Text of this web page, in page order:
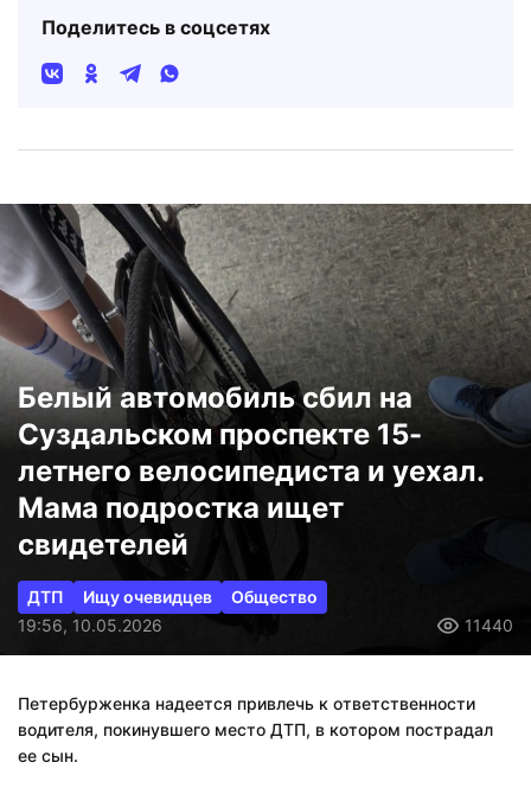
Поделитесь в соцсетях
Белый автомобиль сбил на
Суздальском проспекте 15-
летнего велосипедиста и уехал.
Мама подростка ищет
свидетелей
ДТП Ищу очевидцев
Общество
19:56, 10.05.2026
11440
Петербурженка надеется привлечь к ответственности
водителя, покинувшего место ДТП, в котором пострадал
ее сын.